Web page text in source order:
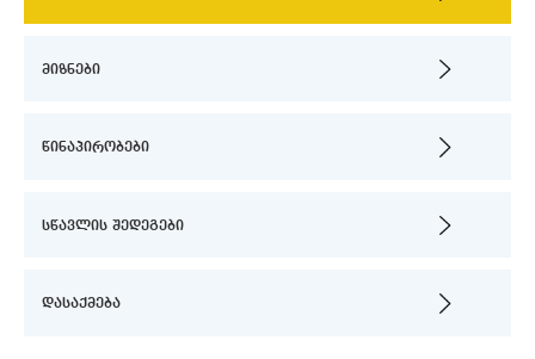
მიზნები
წინაპირობები
სწავლის შედეგები
დასაქმება